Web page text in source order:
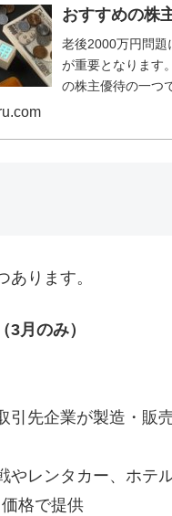
おすすめの株
老後2000万円問題
が重要となります
の株主優待の一つ
あります。
3月のみ）
引先企業が製造・販
レンタカー、ホテ
格で提供